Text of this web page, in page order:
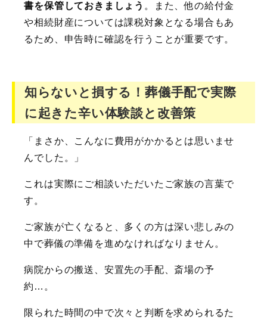
書を保管しておきましょう 。また、他の給付金
や相続財産については課税対象となる場合もあ
るため、申告時に確認を行うことが重要です。
知らないと損する！葬儀手配で実際
に起きた辛い体験談と改善策
「まさか、こんなに費用がかかるとは思いませ
んでした。」
これは実際にご相談いただいたご家族の言葉で
す。
ご家族が亡くなると、多くの方は深い悲しみの
中で葬儀の準備を進めなければなりません。
病院からの搬送、安置先の手配、斎場の予
約…。
限られた時間の中で次々と判断を求められるた